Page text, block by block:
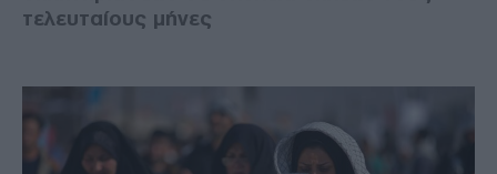
τελευταίους μήνες